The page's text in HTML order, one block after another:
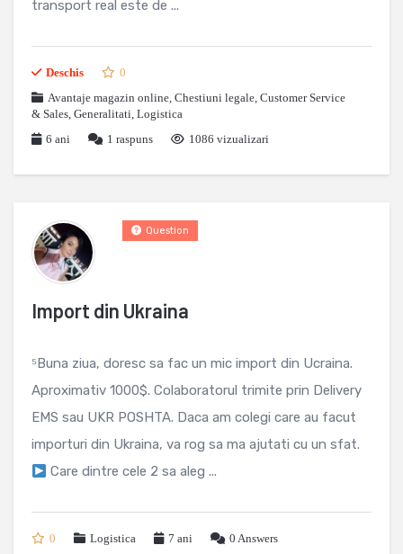
transport real este de ...
Deschis
0
Avantaje magazin online, Chestiuni legale, Customer Service
& Sales, Generalitati, Logistica
6 ani
1 raspuns 1086 vizualizari
Import din Ukraina
Question
⁵Buna ziua, doresc sa fac un mic import din Ucraina.
Aproximativ 1000$. Colaboratorul trimite prin Delivery
EMS sau UKR POSHTA. Daca am colegi care au facut
importuri din Ukraina, va rog sa ma ajutati cu un sfat.
Care dintre cele 2 sa aleg ...
0 Logistica 7 ani 0 Answers